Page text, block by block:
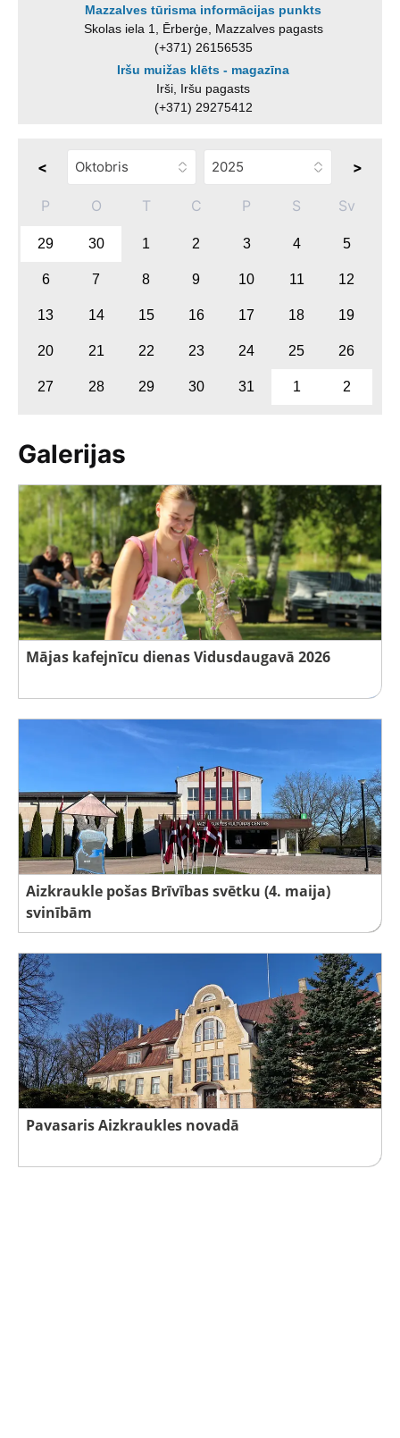
Mazzalves tūrisma informācijas punkts
Skolas iela 1, Ērberģe, Mazzalves pagasts
(+371) 26156535
Iršu muižas klēts - magazīna
Irši, Iršu pagasts
(+371) 29275412
< >
P O T C P S Sv
29 30 1 2 3 4 5
6 7 8 9 10 11 12
13 14 15 16 17 18 19
20 21 22 23 24 25 26
27 28 29 30 31 1 2
Galerijas
Mājas kafejnīcu dienas Vidusdaugavā 2026
Aizkraukle pošas Brīvības svētku (4. maija)
svinībām
Pavasaris Aizkraukles novadā